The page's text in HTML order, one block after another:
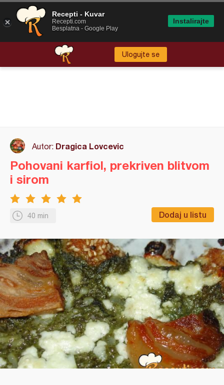
Ulogujte se
Autor: Dragica Lovcevic
40 min Dodaj u listu
Pohovani karfiol, prekriven blitvom
i sirom
Recepti - Kuvar
Recepti.com
Besplatna - Google Play
Instalirajte